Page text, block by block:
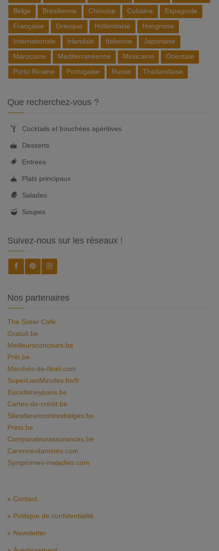
Belge
Brésilienne Chinoise Cubaine
Espagnole
Française
Grecque Hollandaise
Hongroise
Internationale
Irlandais Italienne
Japonaise
Marocaine
Mediterranéenne Mexicaine
Orientale
Porto Ricaine
Portugaise Russe Thaïlandaise
Que recherchez-vous ?
Cocktails et bouchées apéritives
Desserts
Entrées
Plats principaux
Salades
Soupes
Suivez-nous sur les réseaux !
Nos partenaires
The Sister Café
Gratuit.be
Meilleursconcours.be
Prêt.be
Marchés-de-Noël.com
SuperLastMinutes.be/fr
Eurodisneyparis.be
Cartes-de-crédit.be
Sitesderencontresbelges.be
Prets.be
Comparateurassurances.be
Carencevitamines.com
Symptomes-maladies.com
Contact
Politique de confidentialité
Newsletter